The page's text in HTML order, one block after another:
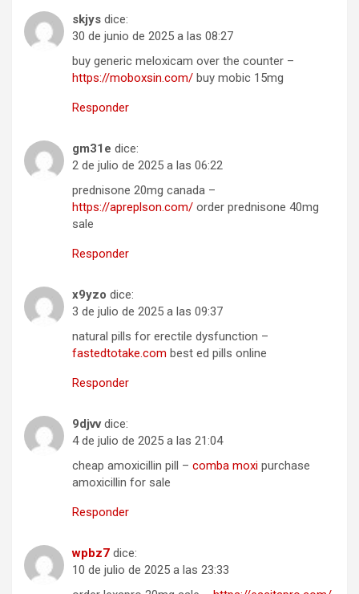
skjys dice:
30 de junio de 2025 a las 08:27
buy generic meloxicam over the counter –
https://moboxsin.com/ buy mobic 15mg
Responder
gm31e dice:
2 de julio de 2025 a las 06:22
prednisone 20mg canada –
https://apreplson.com/ order prednisone 40mg
sale
Responder
x9yzo dice:
3 de julio de 2025 a las 09:37
natural pills for erectile dysfunction –
fastedtotake.com best ed pills online
Responder
9djvv dice:
4 de julio de 2025 a las 21:04
cheap amoxicillin pill – comba moxi purchase
amoxicillin for sale
Responder
wpbz7 dice:
10 de julio de 2025 a las 23:33